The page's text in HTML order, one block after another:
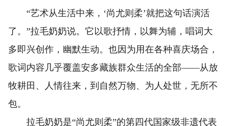
“艺术从生活中来，‘尚尤则柔’就把这句话演活
了。”拉毛奶奶说。它以歌抒情，以舞为辅，唱词大
多即兴创作，幽默生动。也因为用在各种喜庆场合，
歌词内容几乎覆盖安多藏族群众生活的全部——从放
牧耕田、人情往来，到自然万物、为人处世，无所不
包。
拉毛奶奶是“尚尤则柔”的第四代国家级非遗代表